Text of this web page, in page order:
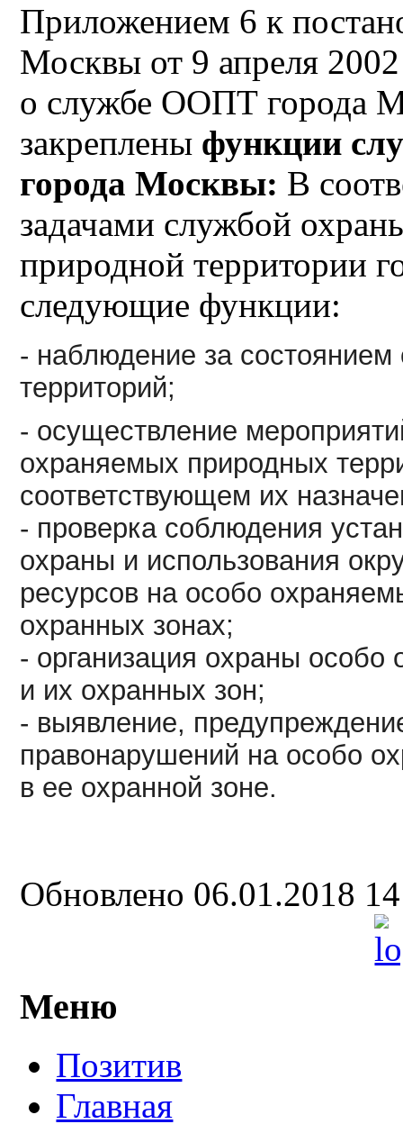
Приложением 6 к
Москвы от 9 апреля
о службе ООПТ города
закреплены функции
города Москвы: В
задачами службой
природной территории
следующие функции:
- наблюдение за
территорий;
- осуществление
охраняемых природных
соответствующем их
- проверка соблюдения
охраны и использования
ресурсов на особо
охранных зонах;
- организация охраны
и их охранных зон;
- выявление,
правонарушений на особо
в ее охранной зоне.
Обновлено 06.01.2018
Меню
Позитив
Главная